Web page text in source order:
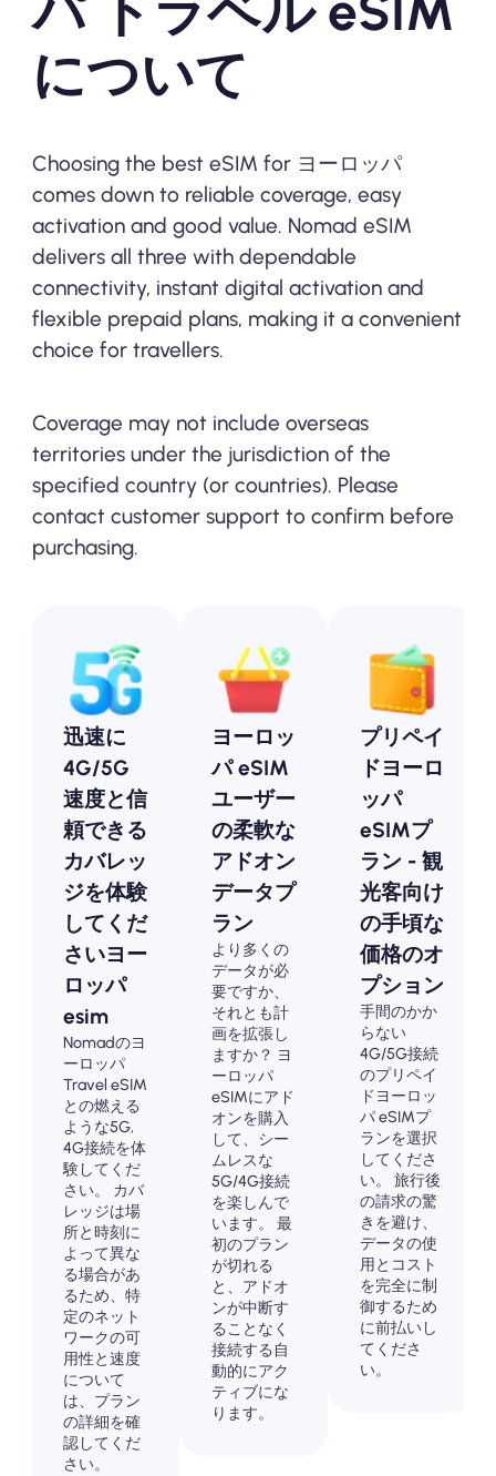
について
Choosing the best eSIM for ヨーロッパ
comes down to reliable coverage, easy
activation and good value. Nomad eSIM
delivers all three with dependable
connectivity, instant digital activation and
flexible prepaid plans, making it a convenient
choice for travellers.
Coverage may not include overseas
territories under the jurisdiction of the
specified country (or countries). Please
contact customer support to confirm before
purchasing.
迅速に
4G/5G
速度と信
頼できる
カバレッ
ジを体験
してくだ
さいヨー
ロッパ
esim
Nomadのヨ
ーロッパ
Travel eSIM
との燃える
ような5G,
4G接続を体
験してくだ
さい。 カバ
レッジは場
所と時刻に
よって異な
る場合があ
るため、特
定のネット
ワークの可
用性と速度
について
は、プラン
の詳細を確
認してくだ
さい。
ヨーロッ
パ eSIM
ユーザー
の柔軟な
アドオン
データプ
ラン
より多くの
データが必
要ですか、
それとも計
画を拡張し
ますか？ ヨ
ーロッパ
eSIMにアド
オンを購入
して、シー
ムレスな
5G/4G接続
を楽しんで
います。 最
初のプラン
が切れる
と、アドオ
ンが中断す
ることなく
接続する自
動的にアク
ティブにな
ります。
プリペイ
ドヨーロ
ッパ
eSIMプ
ラン - 観
光客向け
の手頃な
価格のオ
プション
手間のかか
らない
4G/5G接続
のプリペイ
ドヨーロッ
パ eSIMプ
ランを選択
してくださ
い。 旅行後
の請求の驚
きを避け、
データの使
用とコスト
を完全に制
御するため
に前払いし
てくださ
い。